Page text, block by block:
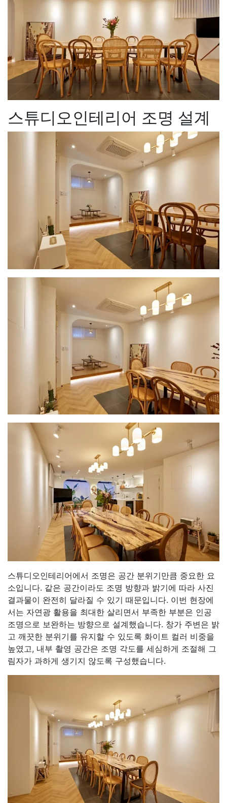
스튜디오인테리어 조명 설계
스튜디오인테리어에서 조명은 공간 분위기만큼 중요한 요
소입니다. 같은 공간이라도 조명 방향과 밝기에 따라 사진
결과물이 완전히 달라질 수 있기 때문입니다. 이번 현장에
서는 자연광 활용을 최대한 살리면서 부족한 부분은 인공
조명으로 보완하는 방향으로 설계했습니다. 창가 주변은 밝
고 깨끗한 분위기를 유지할 수 있도록 화이트 컬러 비중을
높였고, 내부 촬영 공간은 조명 각도를 세심하게 조절해 그
림자가 과하게 생기지 않도록 구성했습니다.